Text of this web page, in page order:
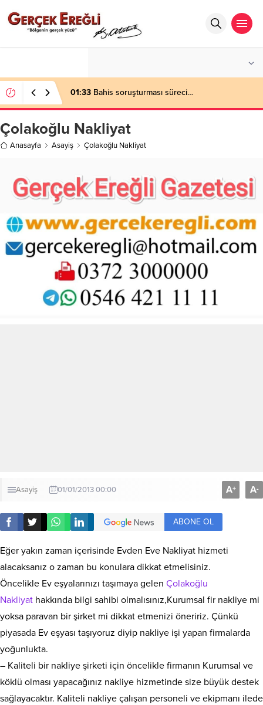
01:33 Bahis soruşturması süreci…
Çolakoğlu Nakliyat
Anasayfa Asayiş Çolakoğlu Nakliyat
Asayiş 01/01/2013 00:00 A+ A-
ABONE OL
Eğer yakın zaman içerisinde Evden Eve Nakliyat hizmeti
alacaksanız o zaman bu konulara dikkat etmelisiniz.
Öncelikle Ev eşyalarınızı taşımaya gelen Çolakoğlu
Nakliyat hakkında bilgi sahibi olmalısınız,Kurumsal fir nakliye mi
yoksa paravan bir şirket mi dikkat etmenizi öneririz. Çünkü
piyasada Ev eşyası taşıyoruz diyip nakliye işi yapan firmalarda
yoğunlukta.
– Kaliteli bir nakliye şirketi için öncelikle firmanın Kurumsal ve
köklü olması yapacağınız nakliye hizmetinde size büyük destek
sağlayacaktır. Kaliteli nakliye çalışan personeli ve ekipmanı ilede